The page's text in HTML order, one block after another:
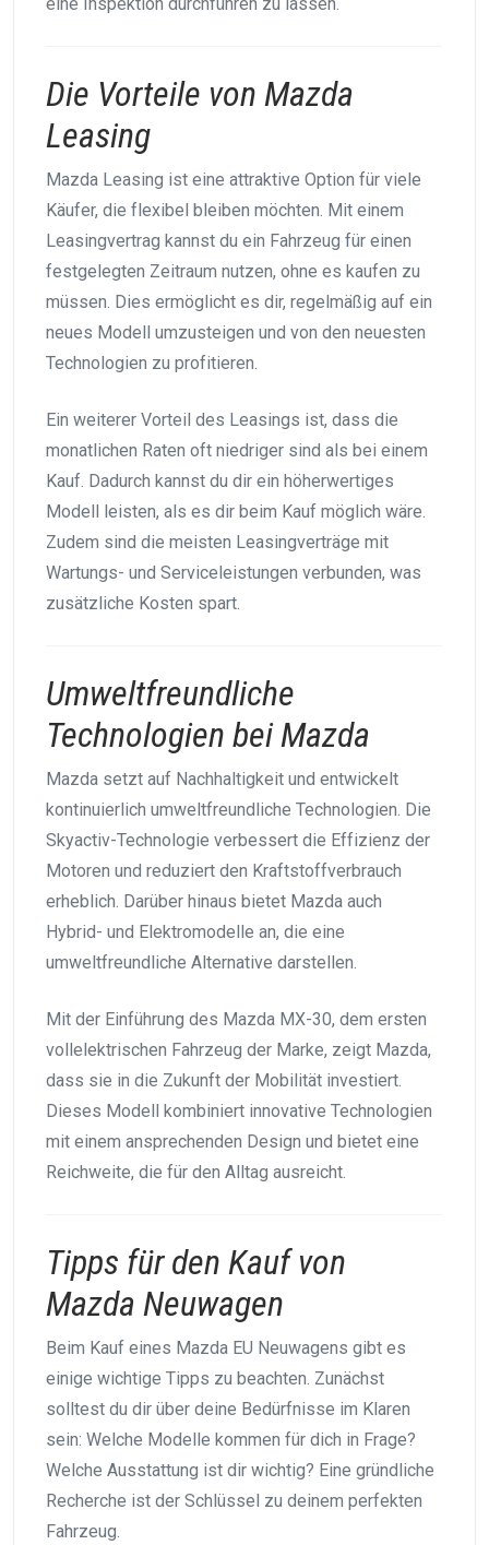
Die Vorteile von Mazda
Leasing
Mazda Leasing ist eine attraktive Option für viele
Käufer, die flexibel bleiben möchten. Mit einem
Leasingvertrag kannst du ein Fahrzeug für einen
festgelegten Zeitraum nutzen, ohne es kaufen zu
müssen. Dies ermöglicht es dir, regelmäßig auf ein
neues Modell umzusteigen und von den neuesten
Technologien zu profitieren.
Ein weiterer Vorteil des Leasings ist, dass die
monatlichen Raten oft niedriger sind als bei einem
Kauf. Dadurch kannst du dir ein höherwertiges
Modell leisten, als es dir beim Kauf möglich wäre.
Zudem sind die meisten Leasingverträge mit
Wartungs- und Serviceleistungen verbunden, was
zusätzliche Kosten spart.
Umweltfreundliche
Technologien bei Mazda
Mazda setzt auf Nachhaltigkeit und entwickelt
kontinuierlich umweltfreundliche Technologien. Die
Skyactiv-Technologie verbessert die Effizienz der
Motoren und reduziert den Kraftstoffverbrauch
erheblich. Darüber hinaus bietet Mazda auch
Hybrid- und Elektromodelle an, die eine
umweltfreundliche Alternative darstellen.
Mit der Einführung des Mazda MX-30, dem ersten
vollelektrischen Fahrzeug der Marke, zeigt Mazda,
dass sie in die Zukunft der Mobilität investiert.
Dieses Modell kombiniert innovative Technologien
mit einem ansprechenden Design und bietet eine
Reichweite, die für den Alltag ausreicht.
Tipps für den Kauf von
Mazda Neuwagen
Beim Kauf eines Mazda EU Neuwagens gibt es
einige wichtige Tipps zu beachten. Zunächst
solltest du dir über deine Bedürfnisse im Klaren
sein: Welche Modelle kommen für dich in Frage?
Welche Ausstattung ist dir wichtig? Eine gründliche
Recherche ist der Schlüssel zu deinem perfekten
Fahrzeug.